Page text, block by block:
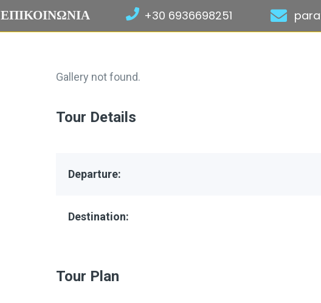
ΕΠΙΚΟΙΝΩΝΙΑ +30 6936698251
Gallery not found.
Tour Details
Departure:
Destination:
Tour Plan